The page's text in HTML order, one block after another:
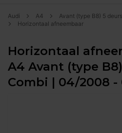
Audi A4
Avant (type B8) 5
Horizontaal afneembaar
Horizontaal
A4 Avant (type
Combi | 04/2008 -